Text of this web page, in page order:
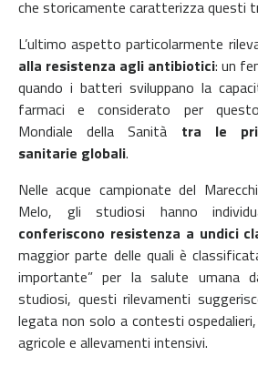
che storicamente caratterizza questi
L’ultimo aspetto particolarmente
alla resistenza agli antibiotici: un
quando i batteri sviluppano la
farmaci e considerato per questo
Mondiale della Sanità tra le
sanitarie globali.
Nelle acque campionate del
Melo, gli studiosi hanno
conferiscono resistenza a undici
maggior parte delle quali è
importante” per la salute umana
studiosi, questi rilevamenti
legata non solo a contesti
agricole e allevamenti intensivi.